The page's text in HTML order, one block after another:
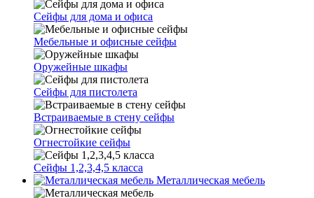
Сейфы для дома и офиса
Мебельные и офисные сейфы
Оружейные шкафы
Сейфы для пистолета
Встраиваемые в стену сейфы
Огнестойкие сейфы
Сейфы 1,2,3,4,5 класса
Металлическая мебель